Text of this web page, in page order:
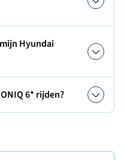
Hyundai
6* rijden?